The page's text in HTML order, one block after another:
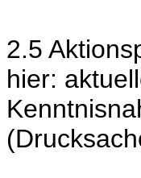
2.5
hier: